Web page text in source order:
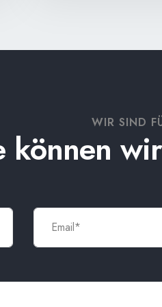
WIR SIND
können